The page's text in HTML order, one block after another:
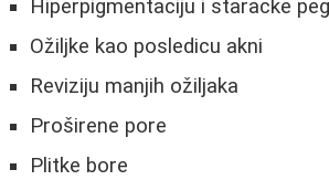
Hiperpigmentaciju i staracke
Ožiljke kao posledicu akni
Reviziju manjih ožiljaka
Proširene pore
Plitke bore